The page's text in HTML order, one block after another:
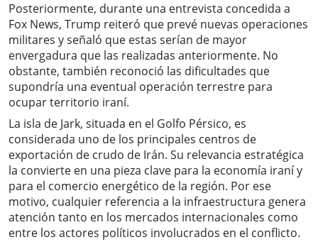
Posteriormente, durante una entrevista concedida a
Fox News, Trump reiteró que prevé nuevas operaciones
militares y señaló que estas serían de mayor
envergadura que las realizadas anteriormente. No
obstante, también reconoció las dificultades que
supondría una eventual operación terrestre para
ocupar territorio iraní.
La isla de Jark, situada en el Golfo Pérsico, es
considerada uno de los principales centros de
exportación de crudo de Irán. Su relevancia estratégica
la convierte en una pieza clave para la economía iraní y
para el comercio energético de la región. Por ese
motivo, cualquier referencia a la infraestructura genera
atención tanto en los mercados internacionales como
entre los actores políticos involucrados en el conflicto.